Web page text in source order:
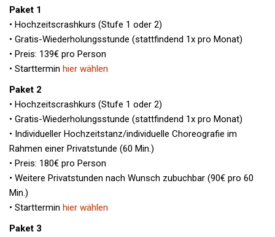
Paket 1
• Hochzeitscrashkurs (Stufe 1 oder 2)
• Gratis-Wiederholungsstunde (stattfindend 1x pro Monat)
• Preis: 139€ pro Person
• Starttermin hier wählen
Paket 2
• Hochzeitscrashkurs (Stufe 1 oder 2)
• Gratis-Wiederholungsstunde (stattfindend 1x pro Monat)
• Individueller Hochzeitstanz/individuelle Choreografie im
Rahmen einer Privatstunde (60 Min.)
• Preis: 180€ pro Person
• Weitere Privatstunden nach Wunsch zubuchbar (90€ pro 60
Min.)
• Starttermin hier wählen
Paket 3